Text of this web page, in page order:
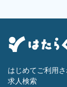
はじめてご利用
求人検索